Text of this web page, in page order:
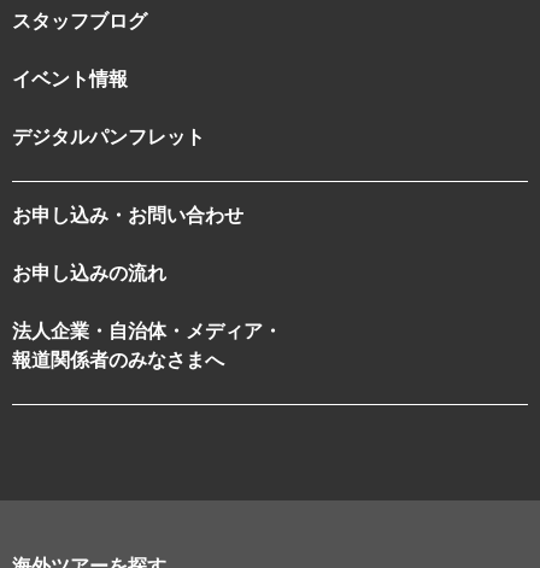
スタッフブログ
イベント情報
デジタルパンフレット
お申し込み・お問い合わせ
お申し込みの流れ
法人企業・自治体・メディア・
報道関係者のみなさまへ